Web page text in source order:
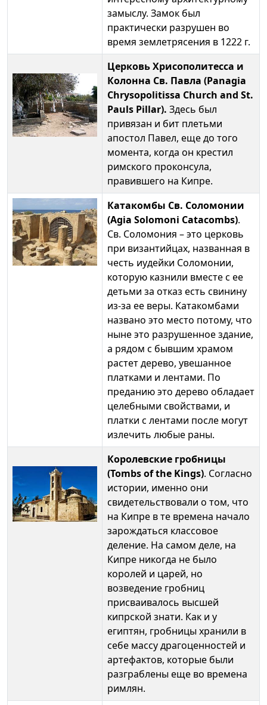
замыслу. Замок был
практически разрушен во
время землетрясения в 1222 г.
Церковь Хрисополитесса и
Колонна Св. Павла (Panagia
Chrysopolitissa Church and St.
Pauls Pillar). Здесь был
привязан и бит плетьми
апостол Павел, еще до того
момента, когда он крестил
римского проконсула,
правившего на Кипре.
Катакомбы Св. Соломонии
(Agia Solomoni Catacombs).
Св. Соломония – это церковь
при византийцах, названная в
честь иудейки Соломонии,
которую казнили вместе с ее
детьми за отказ есть свинину
из-за ее веры. Катакомбами
названо это место потому, что
ныне это разрушенное здание,
а рядом с бывшим храмом
растет дерево, увешанное
платками и лентами. По
преданию это дерево обладает
целебными свойствами, и
платки с лентами после могут
излечить любые раны.
Королевские гробницы
(Tombs of the Kings). Согласно
истории, именно они
свидетельствовали о том, что
на Кипре в те времена начало
зарождаться классовое
деление. На самом деле, на
Кипре никогда не было
королей и царей, но
возведение гробниц
присваивалось высшей
кипрской знати. Как и у
египтян, гробницы хранили в
себе массу драгоценностей и
артефактов, которые были
разграблены еще во времена
римлян.